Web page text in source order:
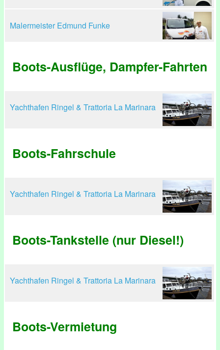
Malermeister Edmund Funke
Boots-Ausflüge, Dampfer-Fahrten
Yachthafen Ringel & Trattoria La Marinara
Boots-Fahrschule
Yachthafen Ringel & Trattoria La Marinara
Boots-Tankstelle (nur Diesel!)
Yachthafen Ringel & Trattoria La Marinara
Boots-Vermietung